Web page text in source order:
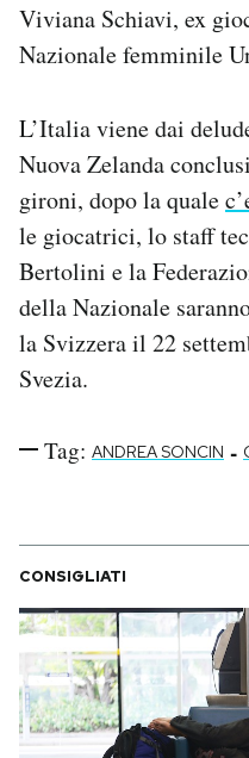
Regala il Post
Hai bisogno di aiuto?
Viviana Schiavi, ex
Nazionale femminile
L’Italia viene dai
Nuova Zelanda
gironi, dopo la quale
le giocatrici, lo staff
Bertolini e la
della Nazionale
la Svizzera il 22
Svezia.
Tag: ANDREA SONCIN -
CONSIGLIATI